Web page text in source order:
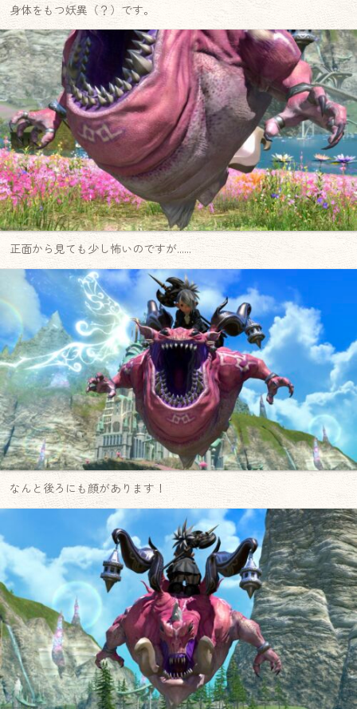
身体をもつ妖異（？）です。
正面から見ても少し怖いのですが……
なんと後ろにも顔があります！